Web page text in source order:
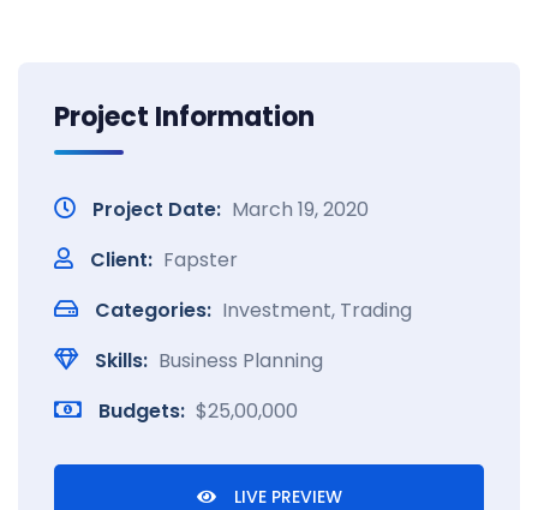
Project Information
Project Date: March 19, 2020
Client: Fapster
Categories: Investment, Trading
Skills: Business Planning
Budgets: $25,00,000
LIVE PREVIEW